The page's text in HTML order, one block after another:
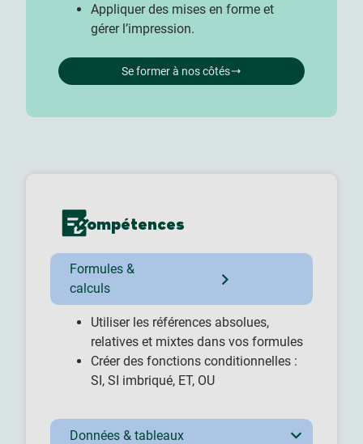
Appliquer des mises en forme et
gérer l’impression.
Se former à nos côtés
Compétences
Formules &
calculs
Utiliser les références absolues,
relatives et mixtes dans vos formules
Créer des fonctions conditionnelles :
SI, SI imbriqué, ET, OU
Données & tableaux